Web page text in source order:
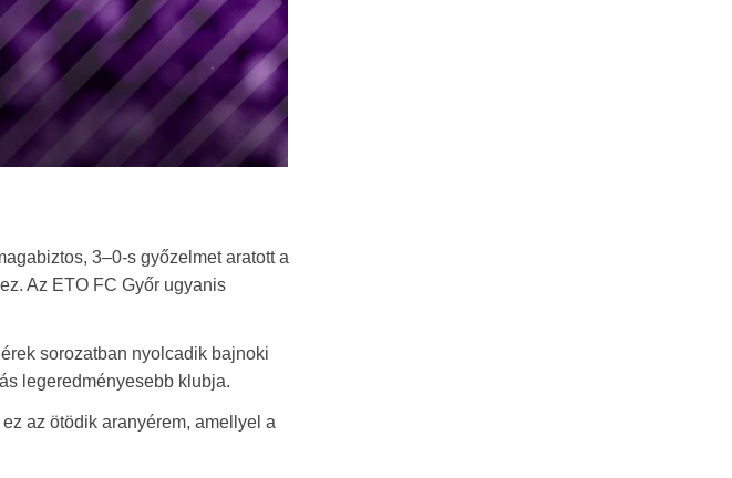
3–0-s győzelmet aratott a
Az ETO FC Győr ugyanis
sorozatban nyolcadik bajnoki
legeredményesebb klubja.
az ötödik aranyérem, amellyel a